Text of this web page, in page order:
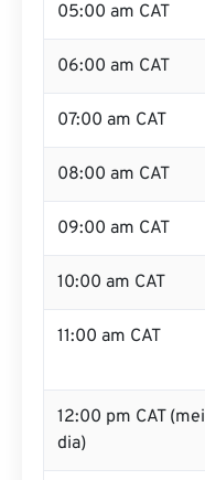
05:00 am CAT
06:00 am CAT
07:00 am CAT
08:00 am CAT
09:00 am CAT
10:00 am CAT
11:00 am CAT
12:00 pm CAT
dia)